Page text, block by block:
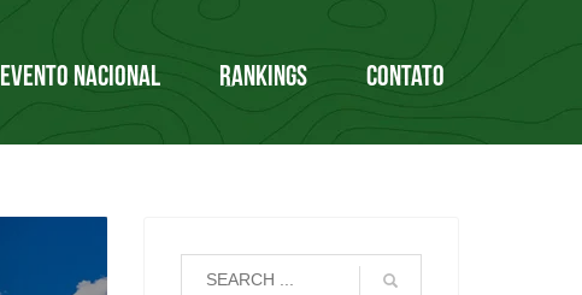
EVENTO NACIONAL RANKINGS CONTATO